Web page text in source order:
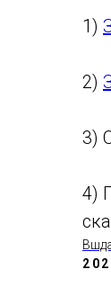
1)
2)
3)
4)